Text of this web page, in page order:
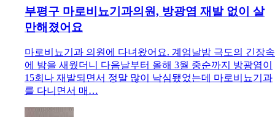
부평구 마로비뇨기과의원, 방광염 재발 없이 살
만해졌어요
마로비뇨기과 의원에 다녀왔어요. 계엄날밤 극도의 긴장속
에 밤을 새웠더니 다음날부터 올해 3월 중순까지 방광염이
15회나 재발되면서 정말 많이 낙심됐었는데 마로비뇨기과
를 다니면서 매…